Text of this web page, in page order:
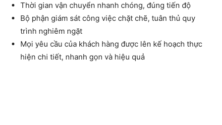
Thời gian vận chuyển nhanh chóng, đúng tiến độ
Bộ phận giám sát công việc chặt chẽ, tuân thủ quy
trình nghiêm ngặt
Mọi yêu cầu của khách hàng được lên kế hoạch thực
hiện chi tiết, nhanh gọn và hiệu quả